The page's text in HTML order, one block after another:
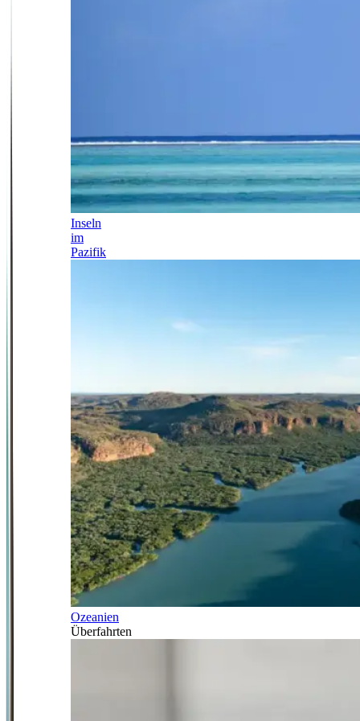
Inseln
im
Pazifik
Ozeanien
Überfahrten